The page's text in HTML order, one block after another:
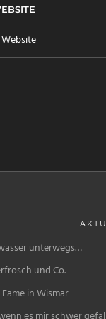
unterwegs…
und Co.
in Wismar